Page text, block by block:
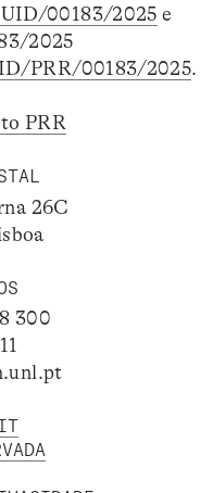
00183/2025 e
2025
PRR/00183/2025.
PRR
26C
300